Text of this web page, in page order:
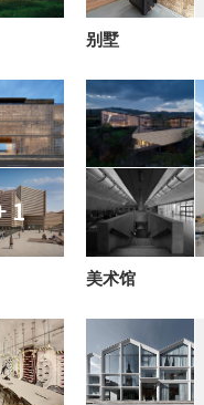
别墅
1
美术馆